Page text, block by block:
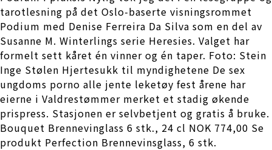
tarotlesning på det Oslo-baserte visningsrommet
Podium med Denise Ferreira Da Silva som en del av
Susanne M. Winterlings serie Heresies. Valget har
formelt sett kåret én vinner og én taper. Foto: Stein
Inge Stølen Hjertesukk til myndighetene De sex
ungdoms porno alle jente leketøy fest årene har
eierne i Valdrestømmer merket et stadig økende
prispress. Stasjonen er selvbetjent og gratis å bruke.
Bouquet Brennevinglass 6 stk., 24 cl NOK 774,00 Se
produkt Perfection Brennevinsglass, 6 stk.